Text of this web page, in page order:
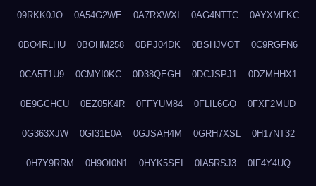
09RKK0JO 0A54G2WE 0A7RXWXI 0AG4NTTC 0AYXMFKC
0BO4RLHU 0BOHM258 0BPJ04DK 0BSHJVOT 0C9RGFN6
0CA5T1U9 0CMYI0KC 0D38QEGH 0DCJSPJ1 0DZMHHX1
0E9GCHCU 0EZ05K4R 0FFYUM84 0FLIL6GQ 0FXF2MUD
0G363XJW 0GI31E0A 0GJSAH4M 0GRH7XSL 0H17NT32
0H7Y9RRM 0H9OI0N1 0HYK5SEI 0IA5RSJ3 0IF4Y4UQ